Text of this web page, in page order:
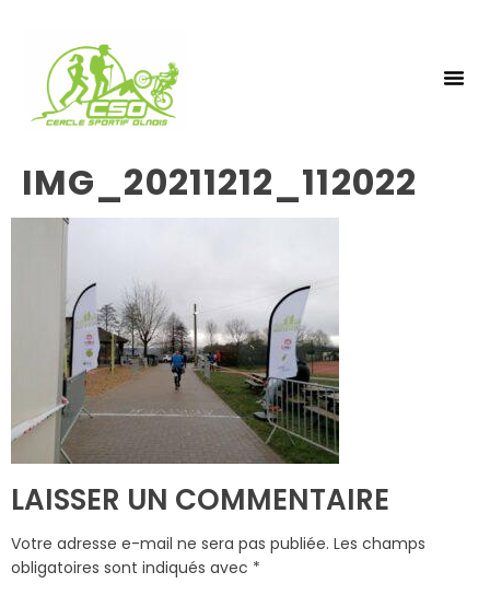
IMG_20211212_112022
LAISSER UN COMMENTAIRE
Votre adresse e-mail ne sera pas publiée. Les champs
obligatoires sont indiqués avec *